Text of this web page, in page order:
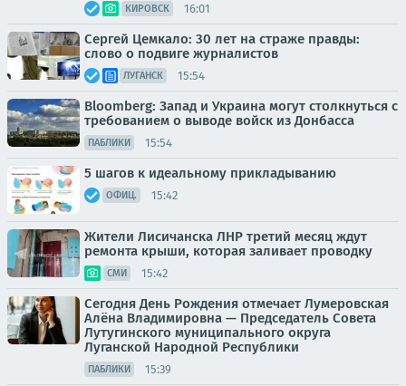
КИРОВСК 16:01
Сергей Цемкало: 30 лет на страже правды:
слово о подвиге журналистов
ЛУГАНСК 15:54
Bloomberg: Запад и Украина могут столкнуться с
требованием о выводе войск из Донбасса
ПАБЛИКИ 15:54
5 шагов к идеальному прикладыванию
ОФИЦ. 15:42
Жители Лисичанска ЛНР третий месяц ждут
ремонта крыши, которая заливает проводку
СМИ 15:42
Сегодня День Рождения отмечает Лумеровская
Алёна Владимировна — Председатель Совета
Лутугинского муниципального округа
Луганской Народной Республики
ПАБЛИКИ 15:39